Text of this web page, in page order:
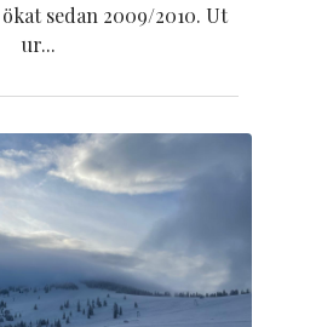
sedan 2009/2010. Ut
ur...